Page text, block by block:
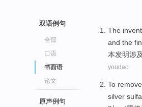
双语例句
全部
口语
书面语
论文
原声例句
The
and the
本发明涉及
youdao
To remove
silver